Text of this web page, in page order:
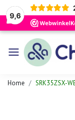
9,6
Home SRK35ZSX-